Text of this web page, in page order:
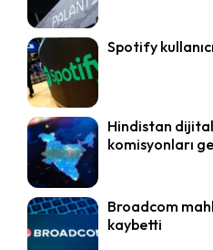
Spotify
Hindistan
komisyonları
Broadcom
kaybetti